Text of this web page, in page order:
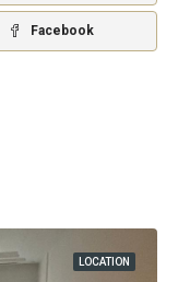
Facebook
LOCATION